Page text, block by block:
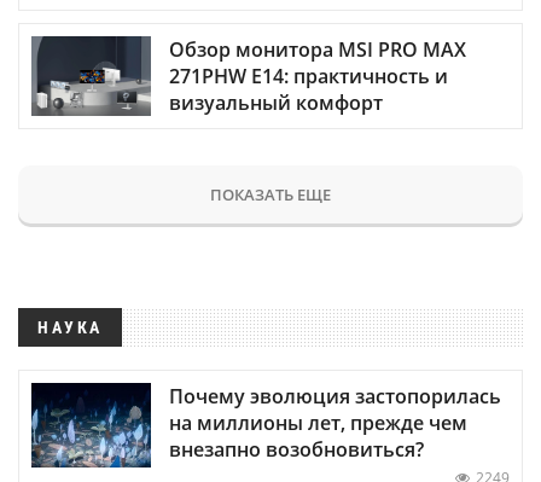
Обзор монитора MSI PRO MAX
271PHW E14: практичность и
визуальный комфорт
ПОКАЗАТЬ ЕЩЕ
НАУКА
Почему эволюция застопорилась
на миллионы лет, прежде чем
внезапно возобновиться?
2249